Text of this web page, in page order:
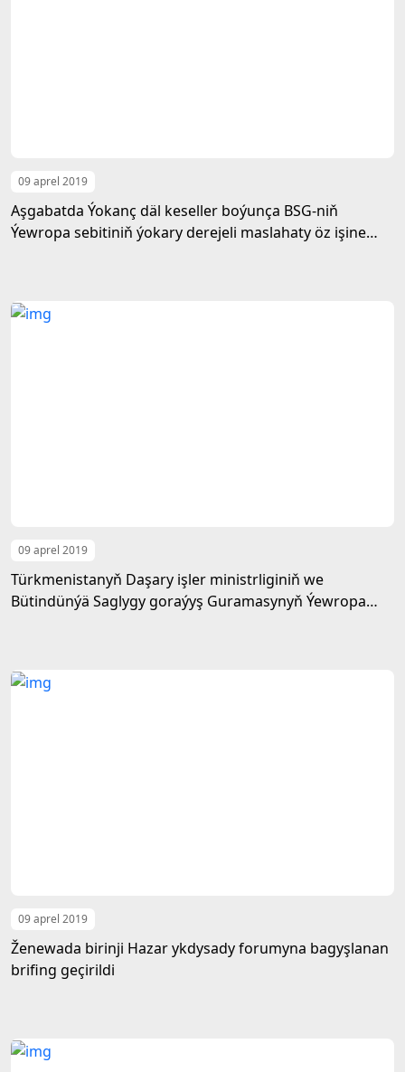
09 aprel 2019
Aşgabatda Ýokanç däl keseller boýunça BSG-niň
Ýewropa sebitiniň ýokary derejeli maslahaty öz işine
09 aprel 2019
Türkmenistanyň Daşary işler ministrliginiň we
Bütindünýä Saglygy goraýyş Guramasynyň Ýewropa
09 aprel 2019
Ženewada birinji Hazar ykdysady forumyna bagyşlanan
brifing geçirildi